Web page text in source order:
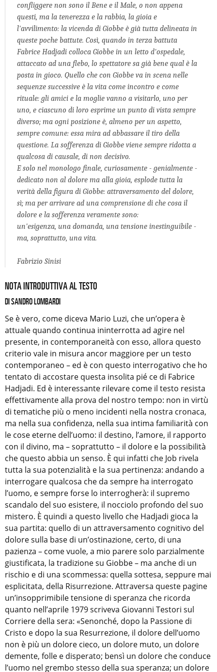
confliggere non sono il Bene e il Male, o non appena
questi, ma la tenerezza e la rabbia, la gioia e
l'avvilimento: la vicenda di Giobbe è già tutta delineata in
queste poche battute. Così, quando in terza battuta
Fabrice Hadjadi colloca Giobbe in un letto d'ospedale,
attaccato ad una flebo, lo spettatore sa già bene qual è la
posta in gioco. Quello che con Giobbe va in scena nelle
sequenze successive è la vita come incontro e come
rituale: gli amici e la moglie vanno a visitarlo, uno per
uno, e ciascuno di loro esprime un punto di vista sempre
diverso; ma ogni posizione è, almeno per un aspetto,
sempre comune: essa mira ad abbassare il tiro della
questione. La sofferenza di Giobbe viene sempre ridotta a
qualcosa di causale, di non decisivo.
E solo nel monologo finale, curiosamente - genialmente -
dedicato non al dolore ma alla gioia, esplode tutta la
verità della figura di Giobbe: attraversamento del dolore,
sì; ma per arrivare ad una comprensione di che cosa il
dolore e la sofferenza veramente sono:
un'esigenza, una domanda, una tensione inestinguibile -
ma, soprattutto, una vita.
Fabrizio Sinisi
NOTA INTRODUTTIVA AL TESTO
DI SANDRO LOMBARDI
Se è vero, come diceva Mario Luzi, che un’opera è
attuale quando continua ininterrotta ad agire nel
presente, in contemporaneità con esso, allora questo
criterio vale in misura ancor maggiore per un testo
contemporaneo – ed è con questo interrogativo che ho
tentato di accostare questa insolita pié ce di Fabrice
Hadjadi. Ed è interessante rilevare come il testo resista
effettivamente alla prova del nostro tempo: non in virtù
di tematiche più o meno incidenti nella nostra cronaca,
ma nella sua confidenza, nella sua intima familiarità con
le cose eterne dell’uomo: il destino, l’amore, il rapporto
con il divino, ma – soprattutto – il dolore e la possibilità
che questo abbia un senso. È qui infatti che Job rivela
tutta la sua potenzialità e la sua pertinenza: andando a
interrogare qualcosa che da sempre ha interrogato
l’uomo, e sempre forse lo interrogherà: il supremo
scandalo del suo esistere, il nocciolo profondo del suo
mistero. È quindi a questo livello che Hadjadi gioca la
sua partita: quello di un attraversamento cognitivo del
dolore sulla base di un’ostinazione, certo, di una
pazienza – come vuole, a mio parere solo parzialmente
giustificata, la tradizione su Giobbe – ma anche di un
rischio e di una scommessa: quella sottesa, seppure mai
esplicitata, della Risurrezione. Attraversa queste pagine
un’insopprimibile tensione di speranza che ricorda
quanto nell’aprile 1979 scriveva Giovanni Testori sul
Corriere della sera: «Senonché, dopo la Passione di
Cristo e dopo la sua Resurrezione, il dolore dell’uomo
non è più un dolore cieco, un dolore muto, un dolore
demente, folle e disperato; bensì un dolore che conduce
l’uomo nel grembo stesso della sua speranza; un dolore